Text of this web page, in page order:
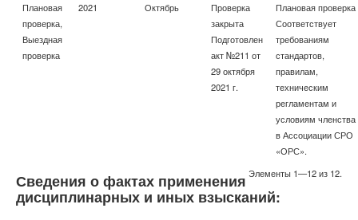
Плановая
проверка,
Выездная
проверка
2021 Октябрь
Проверка
закрыта
Подготовлен
акт №211 от
29 октября
2021 г.
Плановая проверка
Соответствует
требованиям
стандартов,
правилам,
техническим
регламентам и
условиям членства
в Ассоциации СРО
«ОРС».
Элементы 1—12 из 12.
Сведения о фактах применения
дисциплинарных и иных взысканий: